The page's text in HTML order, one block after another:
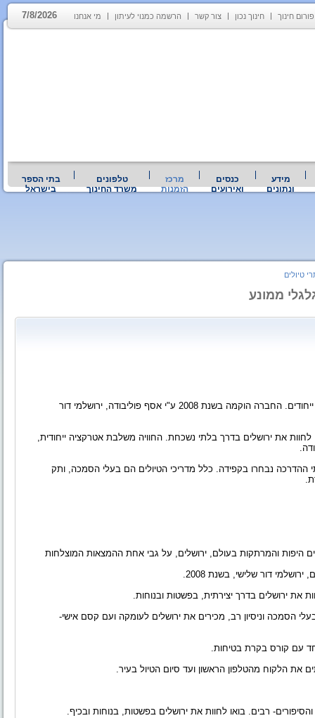
פורום חינוך חינוך נכון צור קשר הרשמה כמנוי לעיתון מי אנחנו 7/8/2026
מידע
ונתונים
כנסים
ואירועים
מרכז
הזמנות
טלפונים
משרד החינוך
בתי הספר
בישראל
טיולים
"סגווי ירושלים" היינה החברה הותיקה בירושלים לסיורים וטיולים ייחודים. החברה הוקמה בשנת 2008 ע"י אסף פוליבודה, ירושלמי דור
את ירושלים בדרך בלתי נשכחת. החוויה משלבת אטרקציה ייחודית,
ההדרכה נבחרו בקפידה. כלל מדריכי הטיולים הם בעלי הסמכה, ותק
היפות והמרתקות בעולם, ירושלים, על גבי אחת ההמצאות המוצלחות
דור שלישי, בשנת 2008.
ירושלים בדרך יצירתית, בפשטות ובנוחות.
הסמכה וניסיון רב, מכירים את ירושלים לעומקה ועם קסם אישי-
עם קורס בקרת בטיחות.
את הלקוח מהטלפון הראשון ועד סיום הטיול בעיר.
רבים. בואו לחוות את ירושלים בפשטות, בנוחות ובכיף.